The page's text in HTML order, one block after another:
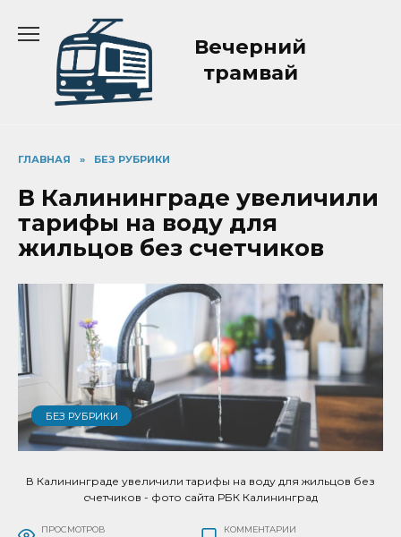
содержанию
Вечерний
трамвай
ГЛАВНАЯ » БЕЗ РУБРИКИ
В Калининграде увеличили
тарифы на воду для
жильцов без счетчиков
БЕЗ РУБРИКИ
В Калининграде увеличили тарифы на воду для жильцов без
счетчиков - фото сайта РБК Калининград
ПРОСМОТРОВ КОММЕНТАРИИ